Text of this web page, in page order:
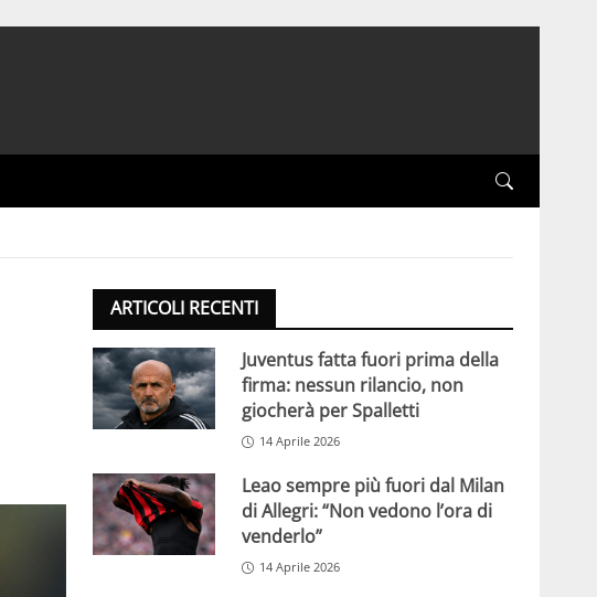
ARTICOLI RECENTI
Juventus fatta fuori prima della
firma: nessun rilancio, non
giocherà per Spalletti
14 Aprile 2026
Leao sempre più fuori dal Milan
di Allegri: “Non vedono l’ora di
venderlo”
14 Aprile 2026